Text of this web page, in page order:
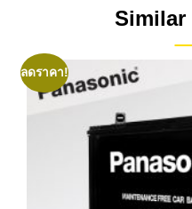
Similar
ลดราคา!